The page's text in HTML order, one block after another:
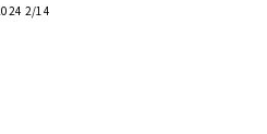
2/14